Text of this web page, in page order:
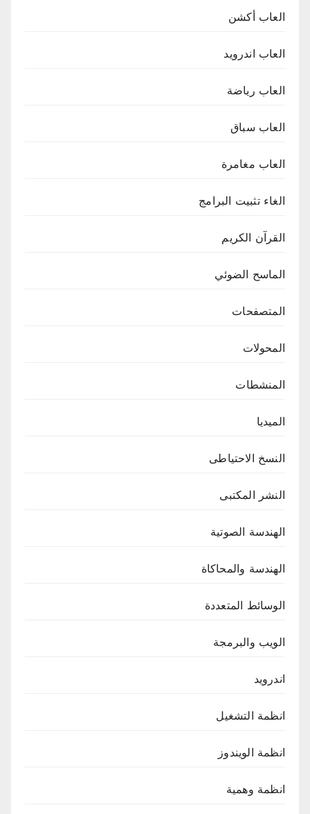
العاب أكشن
العاب اندرويد
العاب رياضة
العاب سباق
العاب مغامرة
الغاء تثبيت البرامج
القرآن الكريم
الماسح الضوئي
المتصفحات
المحولات
المنشطات
الميديا
النسخ الاحتياطى
النشر المكتبى
الهندسة الصوتية
الهندسة والمحاكاة
الوسائط المتعددة
الويب والبرمجة
اندرويد
انظمة التشغيل
انظمة الويندوز
انظمة وهمية